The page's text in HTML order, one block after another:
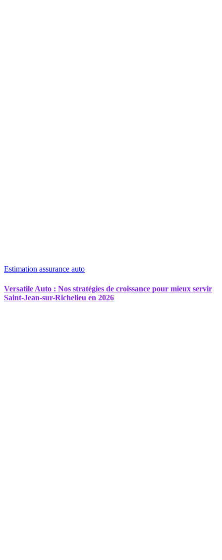
Estimation assurance auto
Versatile Auto : Nos stratégies de croissance pour mieux servir
Saint-Jean-sur-Richelieu en 2026